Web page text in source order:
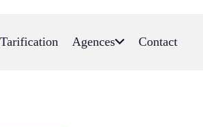
Tarification Agences Contact